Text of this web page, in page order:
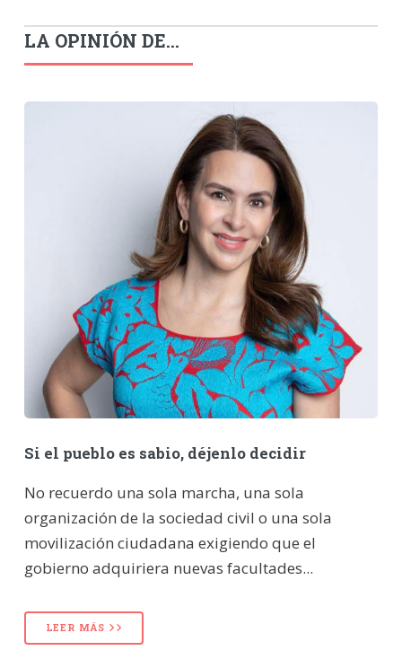
LA OPINIÓN DE...
Si el pueblo es sabio, déjenlo decidir
No recuerdo una sola marcha, una sola
organización de la sociedad civil o una sola
movilización ciudadana exigiendo que el
gobierno adquiriera nuevas facultades...
LEER MÁS